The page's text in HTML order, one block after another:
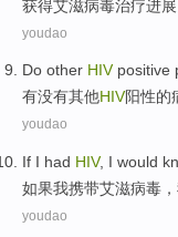
获得艾滋病毒治疗进展
youdao
Do other HIV positive
有没有其他HIV阳性的
youdao
If I had HIV, I would
如果我携带艾滋病毒，
youdao